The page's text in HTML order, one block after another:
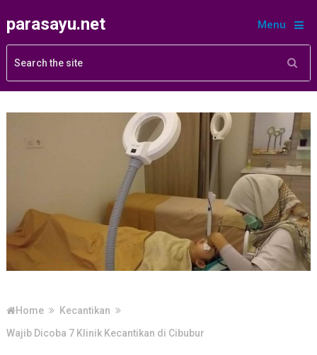
parasayu.net Menu
Home
Kecantikan
Wajib Dicoba 7 Klinik Kecantikan di Cibubur